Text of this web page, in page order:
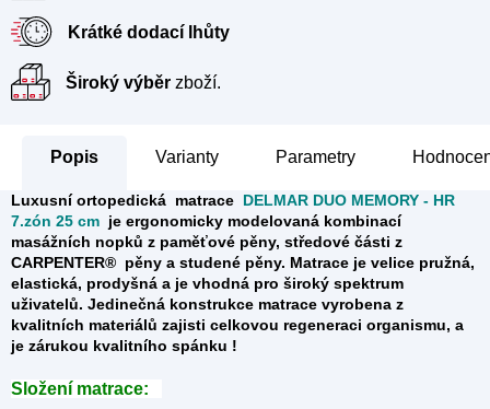
Krátké dodací lhůty
Široký výběr zboží.
Popis Parametry
Luxusní ortopedická matrace DELMAR DUO MEMORY - HR
7.zón 25 cm je ergonomicky modelovaná kombinací
masážních nopků z paměťové pěny, středové části z
CARPENTER® pěny a studené pěny. Matrace je velice pružná,
elastická, prodyšná a je vhodná pro široký spektrum
uživatelů. Jedinečná konstrukce matrace vyrobena z
kvalitních materiálů zajisti celkovou regeneraci organismu, a
je zárukou kvalitního spánku !
Složení matrace: